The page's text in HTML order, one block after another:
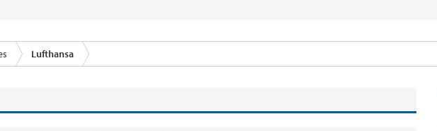
Lufthansa